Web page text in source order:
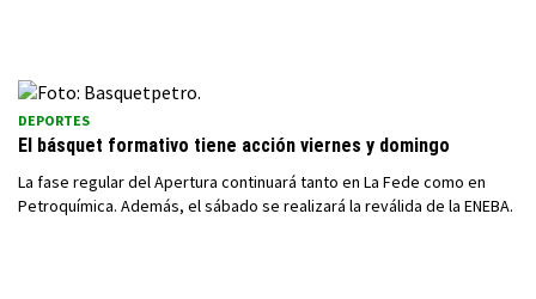
DEPORTES
El básquet formativo tiene acción viernes y domingo
La fase regular del Apertura continuará tanto en La Fede como en
Petroquímica. Además, el sábado se realizará la reválida de la ENEBA.